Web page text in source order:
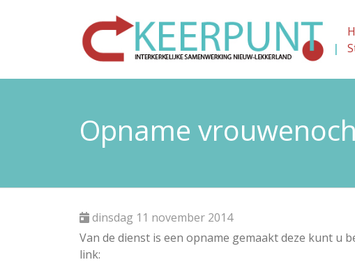
Opname
dinsdag 11 november 2014
Van de dienst is een opname gemaakt deze kunt u
link: